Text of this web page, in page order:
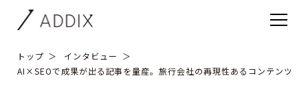
トップ
インタビュー
AI×SEOで成果が出る記事を量産。旅行会社の再現性あるコンテンツ成